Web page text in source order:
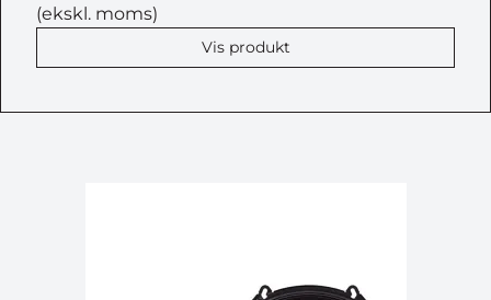
(ekskl. moms)
Vis produkt